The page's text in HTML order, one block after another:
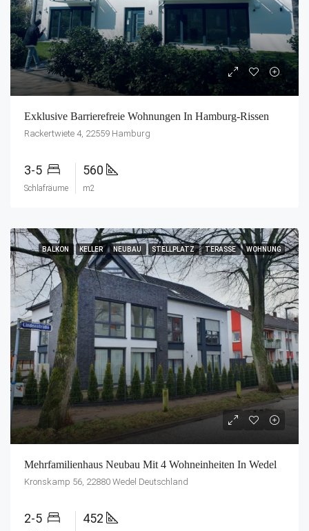
Exklusive Barrierefreie Wohnungen In Hamburg-Rissen
Rackertwiete 4, 22559 Hamburg
3-5
Schlafräume
560
m2
BALKON KELLER NEUBAU STELLPLATZ TERASSE WOHNUNG
Mehrfamilienhaus Neubau Mit 4 Wohneinheiten In Wedel
Kronskamp 56, 22880 Wedel Deutschland
2-5 452